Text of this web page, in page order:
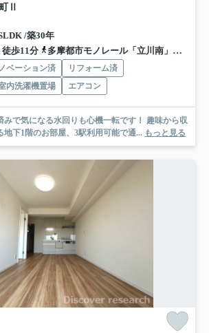
Ⅱ
/築30年
歩11分
多摩都市モノレール「立川南」駅 徒歩10分
ベーション済
リフォーム済
内洗濯機置場 エアコン
みで気になる水回りも心機一転です！ 趣味から収
地下1階のお部屋、3駅利用可能で通... もっと見る